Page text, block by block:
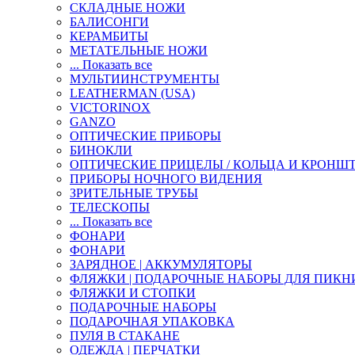
СКЛАДНЫЕ НОЖИ
БАЛИСОНГИ
КЕРАМБИТЫ
МЕТАТЕЛЬНЫЕ НОЖИ
... Показать все
МУЛЬТИИНСТРУМЕНТЫ
LEATHERMAN (USA)
VICTORINOX
GANZO
ОПТИЧЕСКИЕ ПРИБОРЫ
БИНОКЛИ
ОПТИЧЕСКИЕ ПРИЦЕЛЫ / КОЛЬЦА И
ПРИБОРЫ НОЧНОГО ВИДЕНИЯ
ЗРИТЕЛЬНЫЕ ТРУБЫ
ТЕЛЕСКОПЫ
... Показать все
ФОНАРИ
ФОНАРИ
ЗАРЯДНОЕ | АККУМУЛЯТОРЫ
ФЛЯЖКИ | ПОДАРОЧНЫЕ НАБОРЫ ДЛЯ
ФЛЯЖКИ И СТОПКИ
ПОДАРОЧНЫЕ НАБОРЫ
ПОДАРОЧНАЯ УПАКОВКА
ПУЛЯ В СТАКАНЕ
ОДЕЖДА | ПЕРЧАТКИ